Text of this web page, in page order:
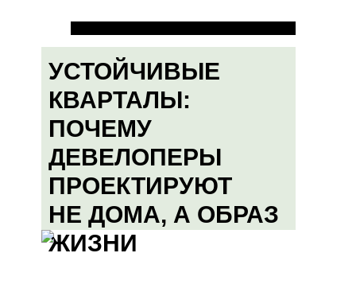
УСТОЙЧИВЫЕ
КВАРТАЛЫ:
ПОЧЕМУ
ДЕВЕЛОПЕРЫ
ПРОЕКТИРУЮТ
НЕ ДОМА, А ОБРАЗ
ЖИЗНИ